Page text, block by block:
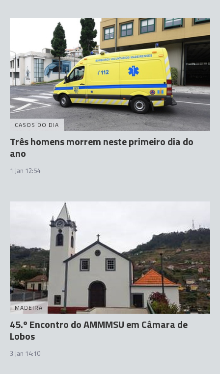
CASOS DO DIA
Três homens morrem neste primeiro dia do
ano
1 Jan 12:54
MADEIRA
45.º Encontro do AMMMSU em Câmara de
Lobos
3 Jan 14:10